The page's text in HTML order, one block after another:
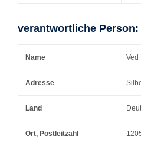
verantwortliche Person:
Name Ved
Adresse
Land
Ort, Postleitzahl